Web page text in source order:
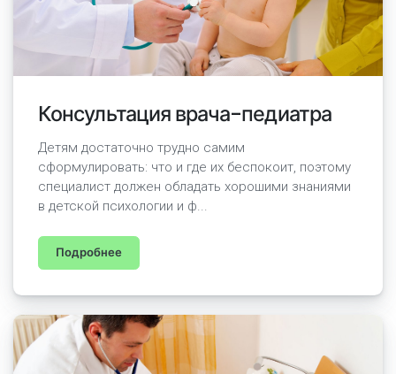
Консультация врача-педиатра
Детям достаточно трудно самим
сформулировать: что и где их беспокоит, поэтому
специалист должен обладать хорошими знаниями
в детской психологии и ф...
Подробнее